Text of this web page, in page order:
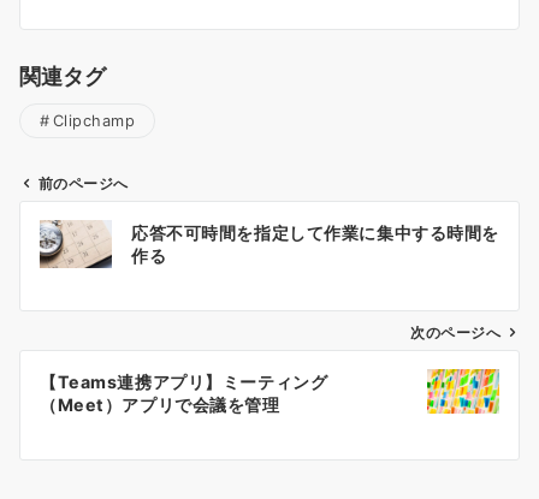
関連タグ
Clipchamp
ン
前のページへ
応答不可時間を指定して作業に集中する時間を
作る
次のページへ
【Teams連携アプリ】ミーティング
（Meet）アプリで会議を管理